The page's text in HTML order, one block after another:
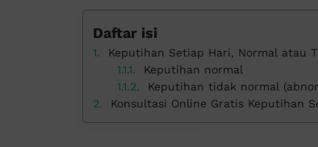
Daftar isi
Keputihan Setiap Hari, Normal atau
Keputihan normal
Keputihan tidak normal
Konsultasi Online Gratis Keputihan